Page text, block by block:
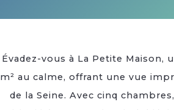
Évadez-vous à La Petite Maison,
m² au calme, offrant une vue
de la Seine. Avec cinq